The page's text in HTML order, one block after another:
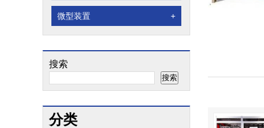
微型装置 +
搜索
搜索
分类